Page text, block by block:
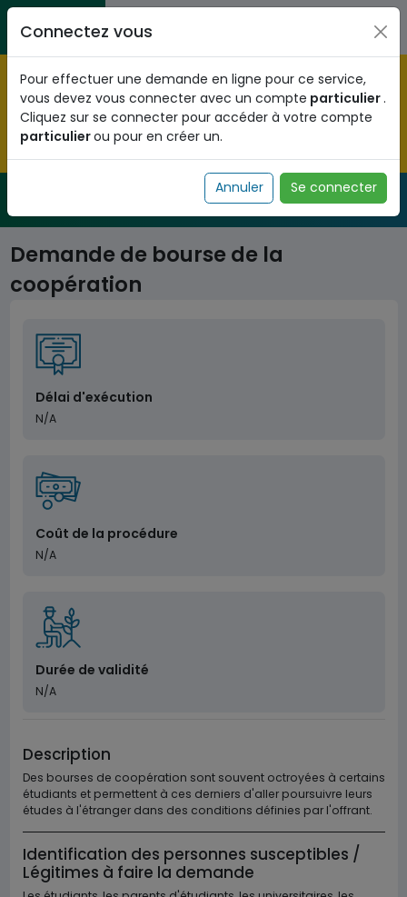
Aller au contenu principal
Citoyens
Pré-enregistrez vous dès maintenant pour le programme
national d'identification biométrique et
obtenez votre Numéro d'Identification Unique (NIU) en
cliquant
Fermer
de l'administration togolaise
Demande de bourse de la
coopération
Délai d'exécution
N/A
Coût de la procédure
N/A
Durée de validité
N/A
Description
Des bourses de coopération sont souvent octroyées à certains
étudiants et permettent à ces derniers d'aller poursuivre leurs
études à l'étranger dans des conditions définies par l'offrant.
Identification des personnes susceptibles /
Légitimes à faire la demande
Connectez vous
Pour effectuer une demande en ligne pour ce service,
vous devez vous connecter avec un compte particulier.
Cliquez sur se connecter pour accéder à votre compte
particulierou pour en créer un.
Annuler Se connecter